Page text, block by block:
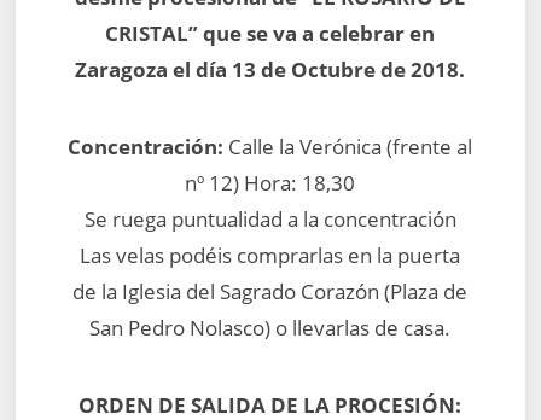
CRISTAL” que se va a celebrar en
Zaragoza el día 13 de Octubre de 2018.
Concentración: Calle la Verónica (frente al
nº 12) Hora: 18,30
Se ruega puntualidad a la concentración
Las velas podéis comprarlas en la puerta
de la Iglesia del Sagrado Corazón (Plaza de
San Pedro Nolasco) o llevarlas de casa.
ORDEN DE SALIDA DE LA PROCESIÓN: